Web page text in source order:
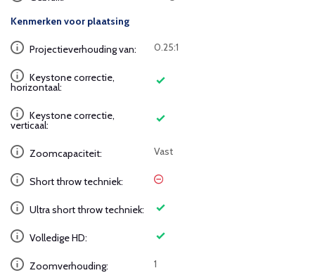
Kenmerken voor plaatsing
Projectieverhouding van: 0.25:1
Keystone correctie,
horizontaal:
Keystone correctie,
verticaal:
Zoomcapaciteit: Vast
Short throw techniek:
Ultra short throw techniek:
Volledige HD:
Zoomverhouding: 1